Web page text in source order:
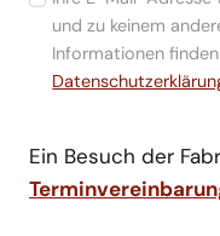
und zu keinem
Informationen
Ein Besuch der